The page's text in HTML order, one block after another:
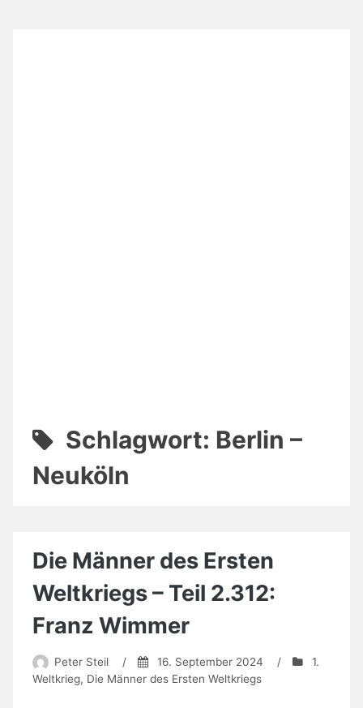
Schlagwort: Berlin –
Neuköln
Die Männer des Ersten
Weltkriegs – Teil 2.312:
Franz Wimmer
Peter Steil / 16. September 2024 /
1.
Weltkrieg, Die Männer des Ersten Weltkriegs